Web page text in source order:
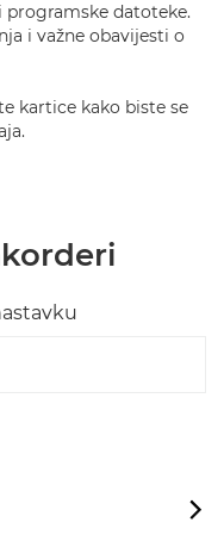
datoteke.
i važne obavijesti o
kartice kako biste se
